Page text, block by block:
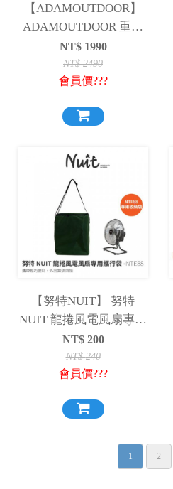
【ADAMOUTDOOR】
ADAMOUTDOOR 重裝
渦輪循環扇 渦輪扇 循環
扇
NT$ 1990
NT$2490
會員價???
【努特NUIT】 努特
NUIT 龍捲風電風扇專用
攜行袋 NTF88專用 保護
收納袋 裝備袋 工具袋 防
塵袋 攜行袋 NTE88
NT$ 200
NT$240
會員價???
1 2